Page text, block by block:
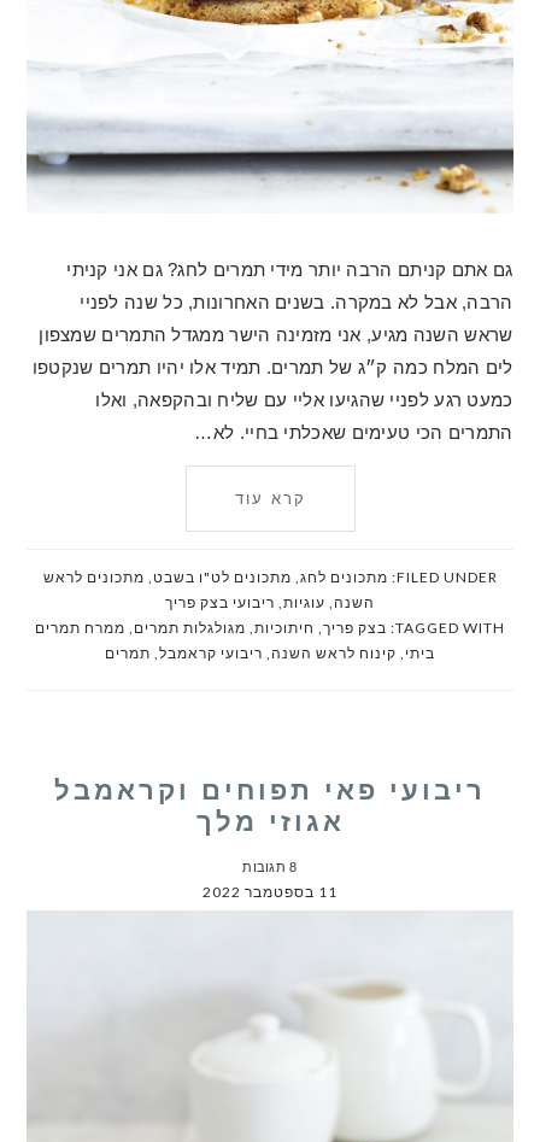
גם אתם קניתם הרבה יותר מידי תמרים לחג? גם אני קניתי
הרבה, אבל לא במקרה. בשנים האחרונות, כל שנה לפניי
שראש השנה מגיע, אני מזמינה הישר ממגדל התמרים שמצפון
לים המלח כמה ק״ג של תמרים. תמיד אלו יהיו תמרים שנקטפו
כמעט רגע לפניי שהגיעו אליי עם שליח ובהקפאה, ואלו
התמרים הכי טעימים שאכלתי בחיי. לא…
קרא עוד
FILED UNDER: מתכונים לחג, מתכונים לט"ו בשבט , מתכונים לראש
השנה, עוגיות, ריבועי בצק פריך
TAGGED WITH: בצק פריך, חיתוכיות, מגולגלות תמרים , ממרח תמרים
ביתי , קינוח לראש השנה, ריבועי קראמבל, תמרים
ריבועי פאי תפוחים וקראמבל
אגוזי מלך
8 תגובות
11 בספטמבר 2022